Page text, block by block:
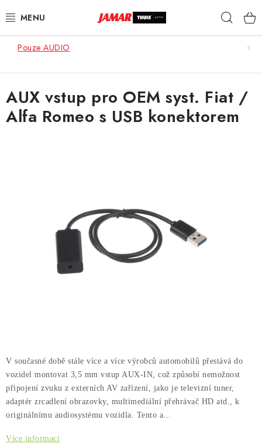
na
STŘEŠNÍ NOSIČE
STŘEŠNÍ BOXY
AUTODOPLŇKY
BOXY NA TAŽNÁ ZAŘÍZENÍ
OSTATNÍ NOSIČE
STŘEŠNÍ KOŠE
Pouze AUDIO
V současné době stále více a více výrobců automobilů přestává do
vozidel montovat 3,5 mm vstup AUX-IN, což způsobí nemožnost
připojení zvuku z externích AV zařízení, jako je televizní tuner,
adaptér zrcadlení obrazovky, multimediální přehrávač HD atd., k
originálnímu audiosystému vozidla. Tento a...
Více informací
AUX vstup pro OEM syst. Fiat /
Alfa Romeo s USB konektorem